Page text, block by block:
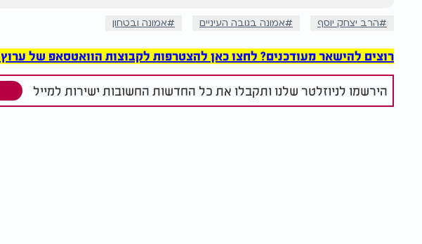
הרב יצחק יוסף אמונה בגובה העיניים אמונה ובטחון
רוצים להישאר מעודכנים? לחצו כאן להצטרפות לקבוצות הוואטסאפ של ערוץ 2000 >>>
הירשמו לניוזלטר שלנו ותקבלו את כל החדשות החשובות ישירות למייל